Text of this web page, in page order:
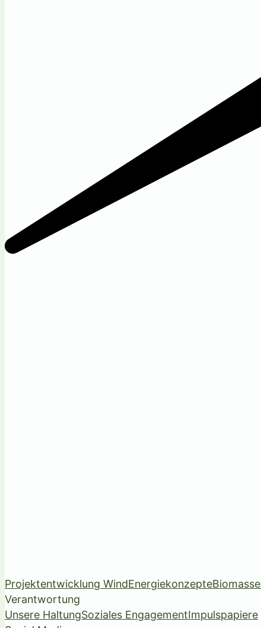
Projektentwicklung WindEnergiekonzepte
Verantwortung
Unsere HaltungSoziales EngagementImpulspapiere